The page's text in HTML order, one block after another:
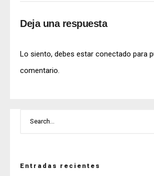
Deja una respuesta
Lo siento, debes estar conectado para
comentario.
Entradas recientes